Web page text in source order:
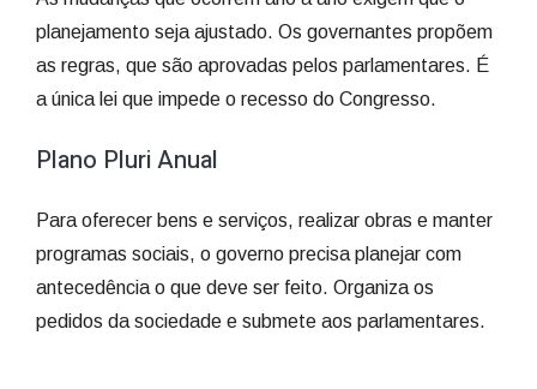
planejamento seja ajustado. Os governantes propõem
as regras, que são aprovadas pelos parlamentares. É
a única lei que impede o recesso do Congresso.
Plano Pluri Anual
Para oferecer bens e serviços, realizar obras e manter
programas sociais, o governo precisa planejar com
antecedência o que deve ser feito. Organiza os
pedidos da sociedade e submete aos parlamentares.